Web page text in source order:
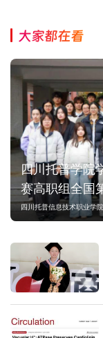
大家都在看
四川托普学院
赛高职组全国
四川托普信息技术职业学院